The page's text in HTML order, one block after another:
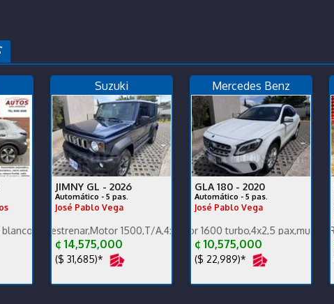
ganga, financiamos
carrocería y mecánica, un dueño, ganga, financ
Suzuki
JIMNY GL - 2026
Automático - 5 pas.
José Pablo Vega
1500,T/A,4x4,carplay,alfombras bandeja,pocos km.
¢ 14,575,000
($ 31,685)*
Mercedes Benz
GLA 180 - 2020
Automático - 5 pas.
José Pablo Vega
Única dueña,Motor 1600 turbo,4x2,5 pax,muy poco km
¢ 10,575,000
($ 22,989)*
PRECIO EN DOLARES.